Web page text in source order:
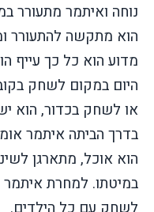
נוחה ואיתמר מתעורר
הוא מתקשה להתעורר
מדוע הוא כל כך עייף
היום במקום לשחק
או לשחק בכדור, הוא
בדרך הביתה איתמר
הוא אוכל, מתארגן
במיטתו. למחרת איתמר